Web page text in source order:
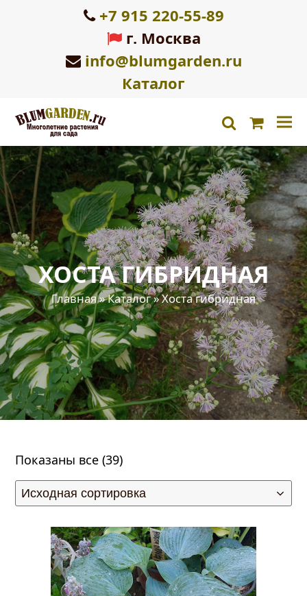
+7 915 220-55-89
г. Москва
info@blumgarden.ru
Каталог
search
ХОСТА ГИБРИДНАЯ
Главная»Каталог»Хоста гибридная
Показаны все (39)